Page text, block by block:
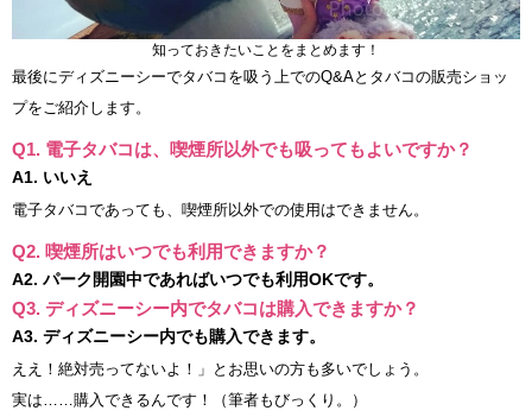
知っておきたいことをまとめます！
最後にディズニーシーでタバコを吸う上でのQ&Aとタバコの販売ショッ
プをご紹介します。
Q1. 電子タバコは、喫煙所以外でも吸ってもよいですか？
A1. いいえ
電子タバコであっても、喫煙所以外での使用はできません。
Q2. 喫煙所はいつでも利用できますか？
A2. パーク開園中であればいつでも利用OKです。
Q3. ディズニーシー内でタバコは購入できますか？
A3. ディズニーシー内でも購入できます。
ええ！絶対売ってないよ！」とお思いの方も多いでしょう。
実は……購入できるんです！（筆者もびっくり。）